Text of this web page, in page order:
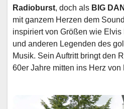
Radioburst, doch als BIG
mit ganzem Herzen dem
inspiriert von Größen wie Elvis
und anderen Legenden des
Musik. Sein Auftritt bringt den
60er Jahre mitten ins Herz von